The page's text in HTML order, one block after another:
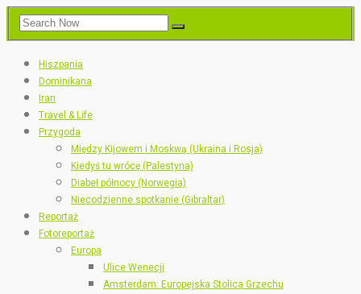
Hiszpania
Dominikana
Iran
Travel & Life
Przygoda
Między Kijowem i Moskwą (Ukraina i Rosja)
Kiedyś tu wrócę (Palestyna)
Diabeł północy (Norwegia)
Niecodzienne spotkanie (Gibraltar)
Reportaż
Fotoreportaż
Europa
Ulice Wenecji
Amsterdam: Europejska Stolica Grzechu